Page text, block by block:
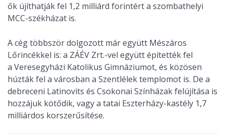
ők újíthatják fel 1,2 milliárd forintért a szombathelyi
MCC-székházat is.
A cég többször dolgozott már együtt Mészáros
Lőrincékkel is: a ZÁÉV Zrt.-vel együtt építették fel
a Veresegyházi Katolikus Gimnáziumot, és közösen
húzták fel a városban a Szentlélek templomot is. De a
debreceni Latinovits és Csokonai Színházak felújítása is
hozzájuk kötődik, vagy a tatai Eszterházy-kastély 1,7
milliárdos korszerűsítése.